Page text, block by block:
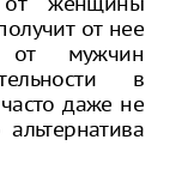
от нее
от мужчин
в
даже не